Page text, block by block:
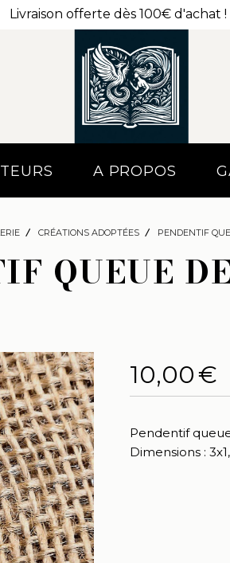
Livraison offerte dès 100€ d'achat !
A PROPOS
CRÉATIONS ADOPTÉES PENDENTIF
QUEUE
10,00€
Pendentif
Dimensions :